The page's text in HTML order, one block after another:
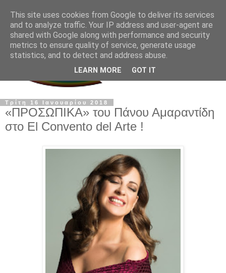
Τρίτη 16 Ιανουαρίου 2018
«ΠΡΟΣΩΠΙΚΑ» του Πάνου Αμαραντίδη
στο El Convento del Arte !
This site uses cookies from Google to deliver its services
and to analyze traffic. Your IP address and user-agent are
shared with Google along with performance and security
metrics to ensure quality of service, generate usage
statistics, and to detect and address abuse.
LEARN MORE GOT IT